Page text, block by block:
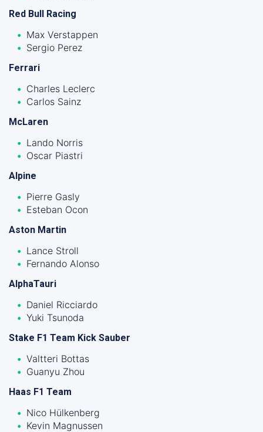
Red Bull Racing
Max Verstappen
Sergio Perez
Ferrari
Charles Leclerc
Carlos Sainz
McLaren
Lando Norris
Oscar Piastri
Alpine
Pierre Gasly
Esteban Ocon
Aston Martin
Lance Stroll
Fernando Alonso
AlphaTauri
Daniel Ricciardo
Yuki Tsunoda
Stake F1 Team Kick Sauber
Valtteri Bottas
Guanyu Zhou
Haas F1 Team
Nico Hülkenberg
Kevin Magnussen